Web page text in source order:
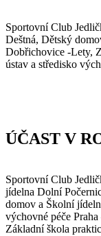
Sportovní Club
Deštná, Dětský
Dobřichovice -Lety,
ústav a středisko
ÚČAST V
Sportovní Club
jídelna Dolní
domov a Školní
výchovné péče
Základní škola